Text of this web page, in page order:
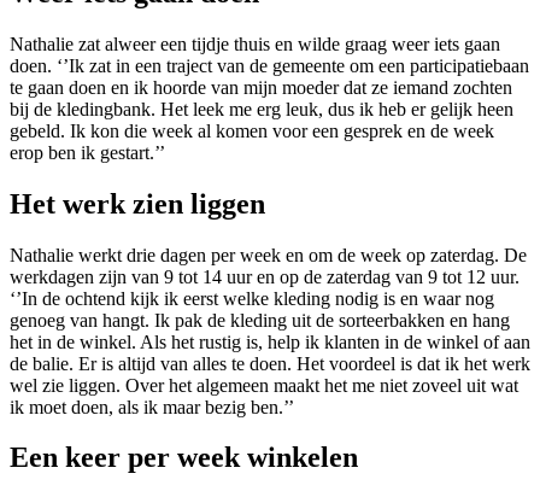
Nathalie zat alweer een tijdje thuis en wilde graag weer iets gaan
doen. ‘’Ik zat in een traject van de gemeente om een participatiebaan
te gaan doen en ik hoorde van mijn moeder dat ze iemand zochten
bij de kledingbank. Het leek me erg leuk, dus ik heb er gelijk heen
gebeld. Ik kon die week al komen voor een gesprek en de week
erop ben ik gestart.’’
Het werk zien liggen
Nathalie werkt drie dagen per week en om de week op zaterdag. De
werkdagen zijn van 9 tot 14 uur en op de zaterdag van 9 tot 12 uur.
‘’In de ochtend kijk ik eerst welke kleding nodig is en waar nog
genoeg van hangt. Ik pak de kleding uit de sorteerbakken en hang
het in de winkel. Als het rustig is, help ik klanten in de winkel of aan
de balie. Er is altijd van alles te doen. Het voordeel is dat ik het werk
wel zie liggen. Over het algemeen maakt het me niet zoveel uit wat
ik moet doen, als ik maar bezig ben.’’
Een keer per week winkelen